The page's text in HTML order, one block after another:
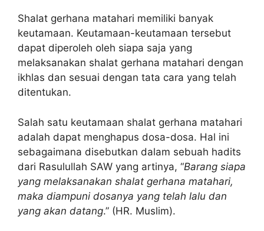
Shalat gerhana matahari memiliki banyak
keutamaan. Keutamaan-keutamaan tersebut
dapat diperoleh oleh siapa saja yang
melaksanakan shalat gerhana matahari dengan
ikhlas dan sesuai dengan tata cara yang telah
ditentukan.
Salah satu keutamaan shalat gerhana matahari
adalah dapat menghapus dosa-dosa. Hal ini
sebagaimana disebutkan dalam sebuah hadits
dari Rasulullah SAW yang artinya, “Barang siapa
yang melaksanakan shalat gerhana matahari,
maka diampuni dosanya yang telah lalu dan
yang akan datang.” (HR. Muslim).